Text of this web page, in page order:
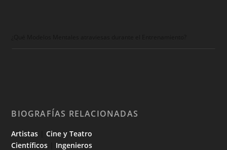
BIOGRAFÍAS RELACIONADAS
Artistas |Cine y Teatro
Científicos
Ingenieros